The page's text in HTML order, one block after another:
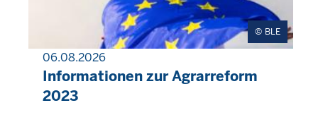
BLE
06.08.2026
INHALTSSEITE
Informationen zur Agrarreform
2023